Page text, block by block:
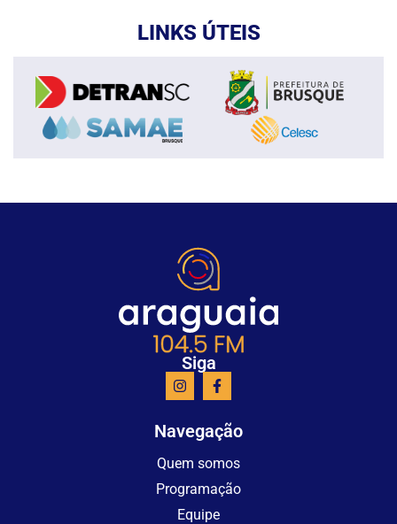
LINKS ÚTEIS
Siga
Navegação
Quem somos
Programação
Equipe